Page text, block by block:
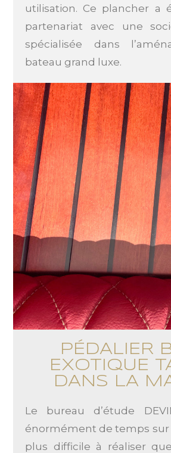
utilisation. Ce plancher a
partenariat avec une
spécialisée dans
bateau grand luxe.
PÉDALIER
EXOTIQUE
DANS LA
Le bureau d’étude
énormément de temps sur
plus difficile à réaliser